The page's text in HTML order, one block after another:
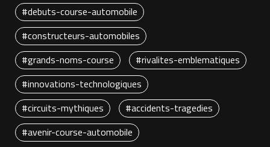
#debuts-course-automobile
#constructeurs-automobiles
#grands-noms-course
#rivalites-emblematiques
#innovations-technologiques
#circuits-mythiques
#accidents-tragedies
#avenir-course-automobile